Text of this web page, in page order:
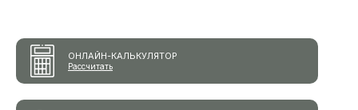
ОНЛАЙН-КАЛЬКУЛЯТОР
Рассчитать